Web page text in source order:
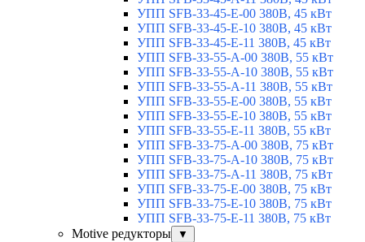
УПП SFB-33-45-E-00 380В, 45 кВт
УПП SFB-33-45-E-10 380В, 45 кВт
УПП SFB-33-45-E-11 380В, 45 кВт
УПП SFB-33-55-A-00 380В, 55 кВт
УПП SFB-33-55-A-10 380В, 55 кВт
УПП SFB-33-55-A-11 380В, 55 кВт
УПП SFB-33-55-E-00 380В, 55 кВт
УПП SFB-33-55-E-10 380В, 55 кВт
УПП SFB-33-55-E-11 380В, 55 кВт
УПП SFB-33-75-A-00 380В, 75 кВт
УПП SFB-33-75-A-10 380В, 75 кВт
УПП SFB-33-75-A-11 380В, 75 кВт
УПП SFB-33-75-E-00 380В, 75 кВт
УПП SFB-33-75-E-10 380В, 75 кВт
УПП SFB-33-75-E-11 380В, 75 кВт
Motive редукторы
▼